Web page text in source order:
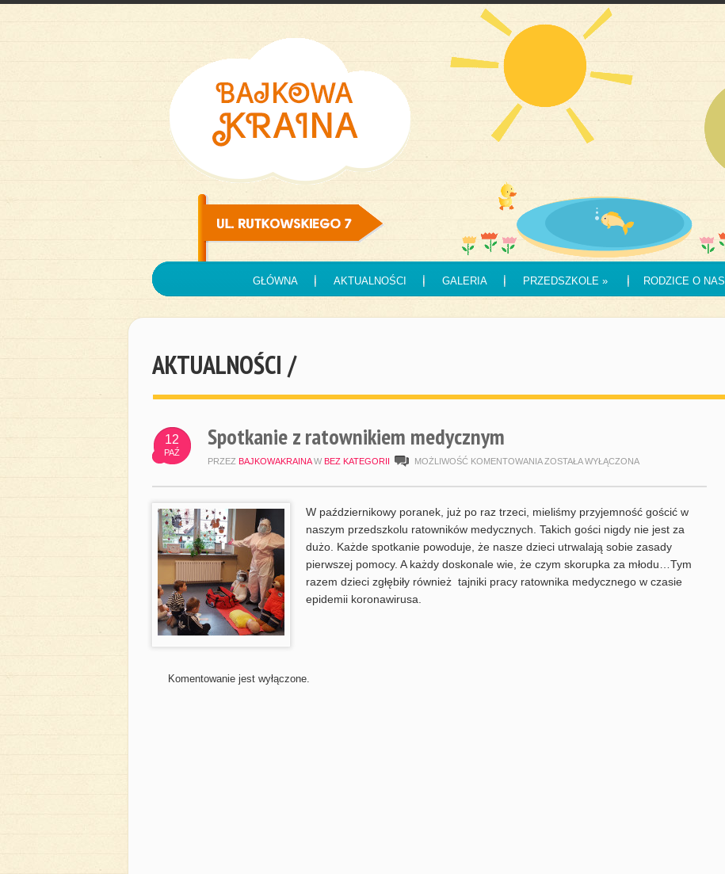
GŁÓWNA AKTUALNOŚCI GALERIA PRZEDSZKOLE» RODZICE O NAS
AKTUALNOŚCI /
12
PAŹ
Spotkanie z ratownikiem medycznym
PRZEZ BAJKOWAKRAINA W BEZ KATEGORII MOŻLIWOŚĆ KOMENTOWANIA SPOTKANIE
MEDYCZNYM
ZOSTAŁA WYŁĄCZONA
W październikowy poranek, już po raz trzeci, mieliśmy przyjemność gościć w
naszym przedszkolu ratowników medycznych. Takich gości nigdy nie jest za
dużo. Każde spotkanie powoduje, że nasze dzieci utrwalają sobie zasady
pierwszej pomocy. A każdy doskonale wie, że czym skorupka za młodu…Tym
razem dzieci zgłębiły również tajniki pracy ratownika medycznego w czasie
epidemii koronawirusa.
Komentowanie jest wyłączone.